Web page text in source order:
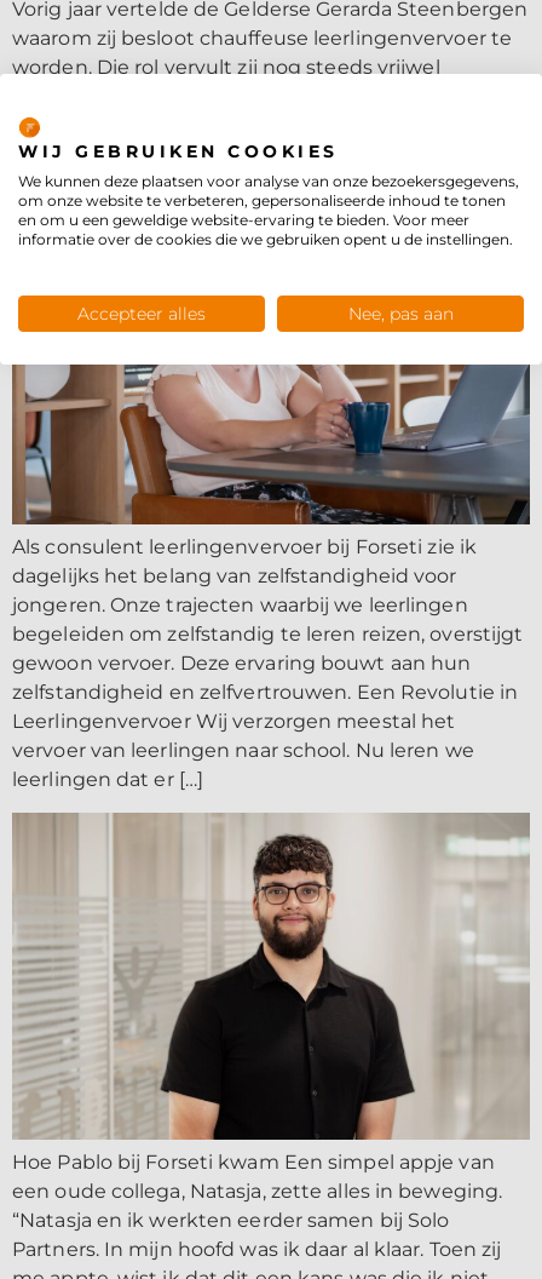
Vorig jaar vertelde de Gelderse Gerarda Steenbergen
waarom zij besloot chauffeuse leerlingenvervoer te
worden. Die rol vervult zij nog steeds vrijwel
bevalt haar werk Gerarda met een volledig jaar
werkervaring?
Als consulent leerlingenvervoer bij Forseti zie ik
dagelijks het belang van zelfstandigheid voor
jongeren. Onze trajecten waarbij we leerlingen
begeleiden om zelfstandig te leren reizen, overstijgt
gewoon vervoer. Deze ervaring bouwt aan hun
zelfstandigheid en zelfvertrouwen. Een Revolutie in
Leerlingenvervoer Wij verzorgen meestal het
vervoer van leerlingen naar school. Nu leren we
leerlingen dat er […]
Hoe Pablo bij Forseti kwam Een simpel appje van
een oude collega, Natasja, zette alles in beweging.
“Natasja en ik werkten eerder samen bij Solo
Partners. In mijn hoofd was ik daar al klaar. Toen zij
WIJ GEBRUIKEN COOKIES
We kunnen deze plaatsen voor analyse van onze bezoekersgegevens,
om onze website te verbeteren, gepersonaliseerde inhoud te tonen
en om u een geweldige website-ervaring te bieden. Voor meer
informatie over de cookies die we gebruiken opent u de instellingen.
Accepteer alles Nee, pas aan